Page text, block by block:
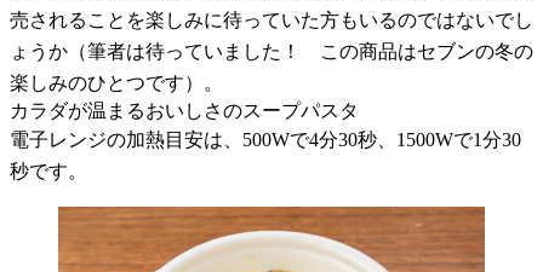
売されることを楽しみに待っていた方もいるのではないでし
ょうか（筆者は待っていました！ この商品はセブンの冬の
楽しみのひとつです）。
カラダが温まるおいしさのスープパスタ
電子レンジの加熱目安は、500Wで4分30秒、1500Wで1分30
秒です。